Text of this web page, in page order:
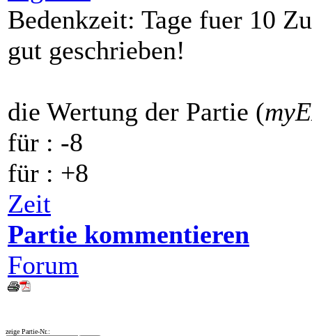
Bedenkzeit: Tage fuer 10
gut geschrieben!
die Wertung der Partie (
für : -8
für : +8
Zeit
Partie kommentieren
Forum
zeige Partie-Nr.: